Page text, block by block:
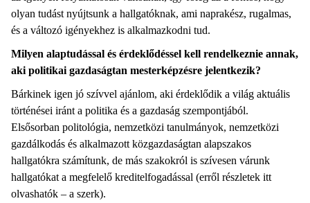
olyan tudást nyújtsunk a hallgatóknak, ami naprakész, rugalmas,
és a változó igényekhez is alkalmazkodni tud.
Milyen alaptudással és érdeklődéssel kell rendelkeznie annak,
aki politikai gazdaságtan mesterképzésre jelentkezik?
Bárkinek igen jó szívvel ajánlom, aki érdeklődik a világ aktuális
történései iránt a politika és a gazdaság szempontjából.
Elsősorban politológia, nemzetközi tanulmányok, nemzetközi
gazdálkodás és alkalmazott közgazdaságtan alapszakos
hallgatókra számítunk, de más szakokról is szívesen várunk
hallgatókat a megfelelő kreditelfogadással (erről részletek itt
olvashatók – a szerk).